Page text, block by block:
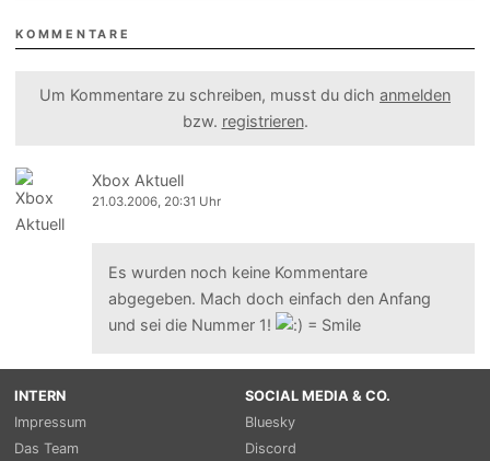
KOMMENTARE
Um Kommentare zu schreiben, musst du dich anmelden
bzw. registrieren.
Xbox Aktuell
21.03.2006, 20:31 Uhr
Es wurden noch keine Kommentare
abgegeben. Mach doch einfach den Anfang
und sei die Nummer 1!
INTERN
Impressum
Das Team
SOCIAL MEDIA & CO.
Bluesky
Discord